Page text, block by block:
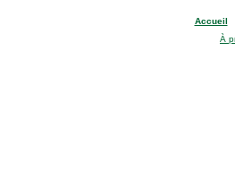
Accueil
À